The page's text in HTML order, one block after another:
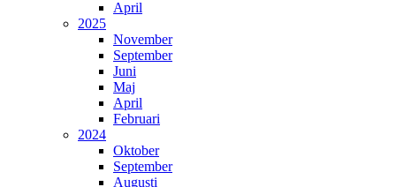
April
2025
November
September
Juni
Maj
April
Februari
2024
Oktober
September
Augusti